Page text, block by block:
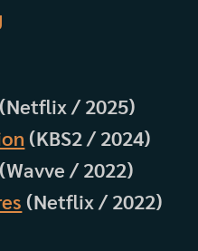
(Netflix / 2025)
(KBS2 / 2024)
(Wavve / 2022)
(Netflix / 2022)